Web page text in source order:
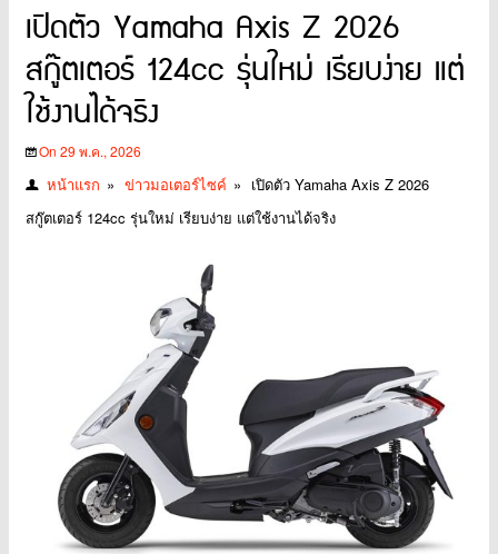
เปิดตัว Yamaha Axis Z 2026
สกู๊ตเตอร์ 124cc รุ่นใหม่ เรียบง่าย แต่
ใช้งานได้จริง
On 29 พ.ค., 2026
หน้าแรก » ข่าวมอเตอร์ไซค์ » เปิดตัว Yamaha Axis Z 2026
สกู๊ตเตอร์ 124cc รุ่นใหม่ เรียบง่าย แต่ใช้งานได้จริง